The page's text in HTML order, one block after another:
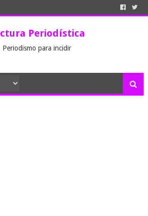
Periodística
Periodismo para incidir